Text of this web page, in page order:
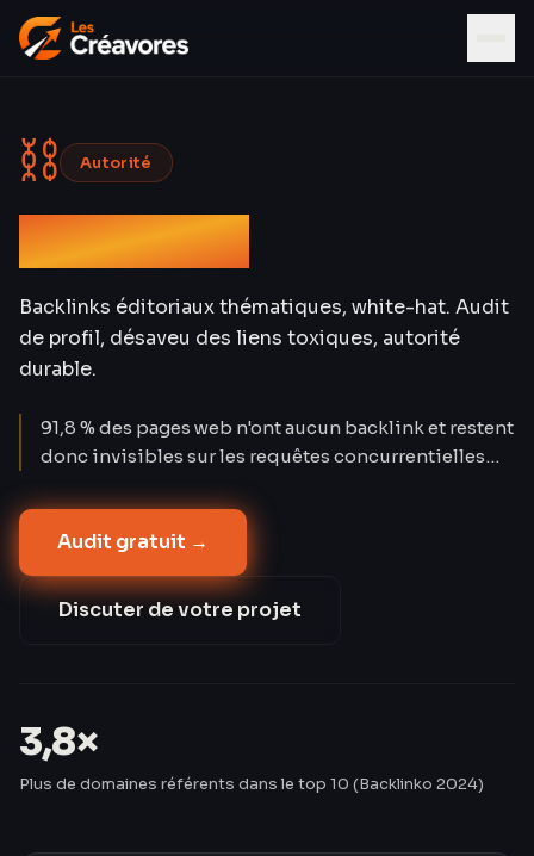
⛓ Autorité
Netlinking
Backlinks éditoriaux thématiques, white-hat. Audit
de profil, désaveu des liens toxiques, autorité
durable.
91,8 % des pages web n'ont aucun backlink et restent
donc invisibles sur les requêtes concurrentielles
backlinks sont l'un des trois principaux facteurs de
classement de Google. Un lien éditorial met en
moyenne 70 jours à produire son effet (Moz 2024) :
plus tôt vous commencez, plus tôt vous gagnez en
autorité. Les Créavores construisent un profil de
Audit gratuit →
Discuter de votre projet
3,8×
Plus de domaines référents dans le top 10 (Backlinko 2024)